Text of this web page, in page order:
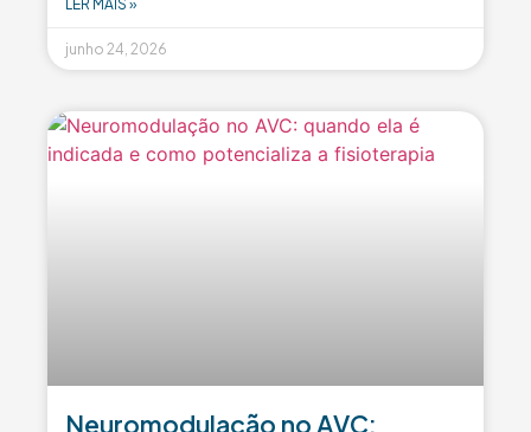
LER MAIS »
junho 24, 2026
Neuromodulação no AVC: